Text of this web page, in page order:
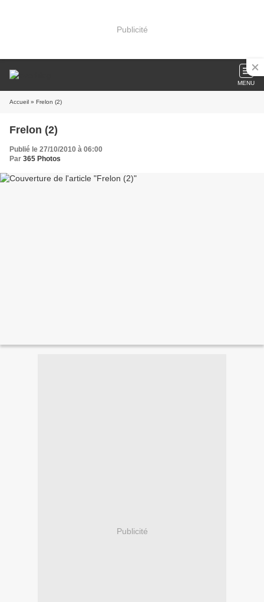
Publicité
MENU
Accueil » Frelon (2)
Frelon (2)
Publié le 27/10/2010 à 06:00
Par 365 Photos
Publicité